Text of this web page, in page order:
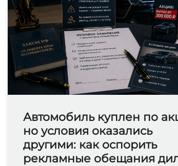
Автомобиль куплен по
но условия оказались
другими: как оспорить
рекламные обещания